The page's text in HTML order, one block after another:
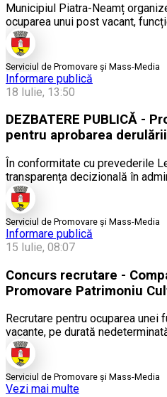
Municipiul Piatra-Neamț
ocuparea unui post vacant,
Serviciul de Promovare și Mass-Media
Informare publică
18 Iulie, 13:50
DEZBATERE PUBLICĂ -
pentru aprobarea
În conformitate cu prevederile
transparența decizională în
Serviciul de Promovare și Mass-Media
Informare publică
15 Iulie, 08:07
Concurs recrutare -
Promovare Patrimoniu
Recrutare pentru ocuparea
vacante, pe durată
Serviciul de Promovare și Mass-Media
Vezi mai multe